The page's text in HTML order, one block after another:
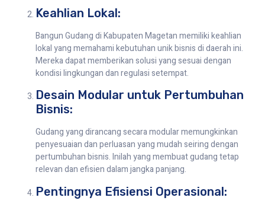
Keahlian Lokal:
Bangun Gudang di Kabupaten Magetan memiliki keahlian
lokal yang memahami kebutuhan unik bisnis di daerah ini.
Mereka dapat memberikan solusi yang sesuai dengan
kondisi lingkungan dan regulasi setempat.
Desain Modular untuk Pertumbuhan
Bisnis:
Gudang yang dirancang secara modular memungkinkan
penyesuaian dan perluasan yang mudah seiring dengan
pertumbuhan bisnis. Inilah yang membuat gudang tetap
relevan dan efisien dalam jangka panjang.
Pentingnya Efisiensi Operasional: